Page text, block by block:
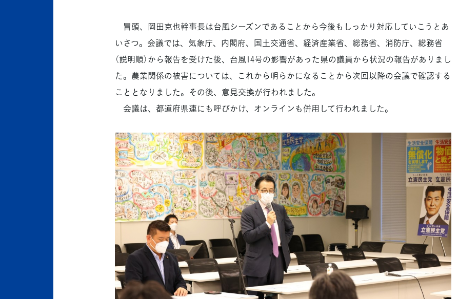
冒頭、岡田克也幹事長は台風シーズンであることから今後もしっかり対応していこうとあ
いさつ。会議では、気象庁、内閣府、国土交通省、経済産業省、総務省、消防庁、総務省
（説明順）から報告を受けた後、台風14号の影響があった県の議員から状況の報告がありまし
た。農業関係の被害については、これから明らかになることから次回以降の会議で確認する
こととなりました。その後、意見交換が行われました。
会議は、都道府県連にも呼びかけ、オンラインも併用して行われました。